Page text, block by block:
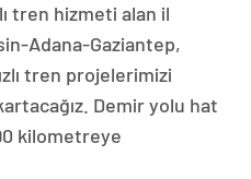
tren hizmeti alan il
Adana-Gaziantep,
tren projelerimizi
Demir yolu hat
kilometreye